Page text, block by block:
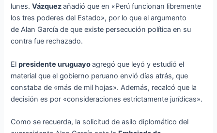
lunes.Vázquezañadió que en «Perú funcionan libremente
los tres poderes del Estado», por lo que el argumento
de Alan García de que existe persecución política en su
contra fue rechazado.
Elpresidente uruguayoagregó que leyó y estudió el
material que el gobierno peruano envió días atrás, que
constaba de «más de mil hojas». Además, recalcó que la
decisión es por «consideraciones estrictamente jurídicas».
Como se recuerda, la solicitud de asilo diplomático del